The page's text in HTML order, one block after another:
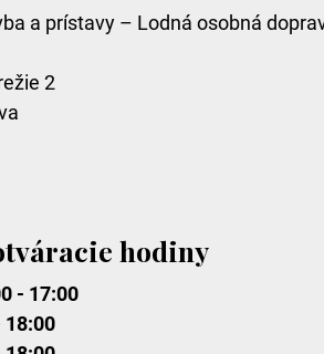
a prístavy – Lodná osobná
2
hodiny
- 17:00
18:00